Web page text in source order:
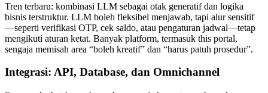
Tren terbaru: kombinasi LLM sebagai otak generatif dan logika
bisnis terstruktur. LLM boleh fleksibel menjawab, tapi alur sensitif
—seperti verifikasi OTP, cek saldo, atau pengaturan jadwal—tetap
mengikuti aturan ketat. Banyak platform, termasuk this portal,
sengaja memisah area “boleh kreatif” dan “harus patuh prosedur”.
Integrasi: API, Database, dan Omnichannel